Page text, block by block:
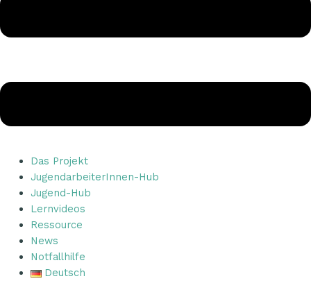
Das Projekt
JugendarbeiterInnen-Hub
Jugend-Hub
Lernvideos
Ressource
News
Notfallhilfe
Deutsch